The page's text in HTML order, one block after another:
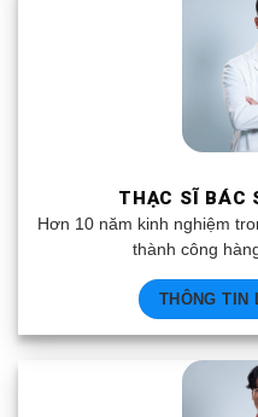
THẠC SĨ BÁC
Hơn 10 năm kinh nghiệm
thành công
THÔNG TIN